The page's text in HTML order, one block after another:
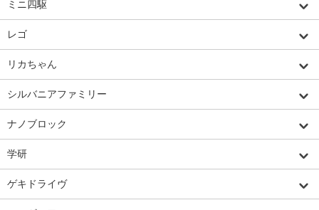
ミニ四駆
レゴ
リカちゃん
シルバニアファミリー
ナノブロック
学研
ゲキドライヴ